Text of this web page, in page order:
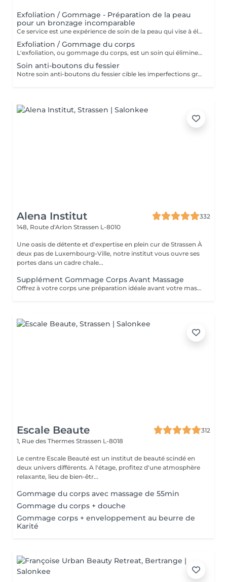
Exfoliation / Gommage - Préparation de la peau
pour un bronzage incomparable
Ce service est une expérience de soin de la peau qui vise à éliminer les cellules mortes de la peau, à lisser la texture et à préparer la peau pour d'autres traitements ou pour améliorer son apparence générale. Lors de ce service, un exfoliant doux est appliqué sur la peau, puis massé en douceur pour éliminer les impuretés et les cellules mortes. Le résultat est une peau plus lisse, plus radieuse et plus réceptive aux autres soins de la peau. Ce service est idéal pour maintenir une peau saine et éclatante.
Exfoliation / Gommage du corps
L'exfoliation, ou gommage du corps, est un soin qui élimine les cellules mortes de la peau à l'aide de produits abrasifs ou d'exfoliants chimiques. Ce traitement affine la texture de la peau, la rend plus douce et éclatante, tout en optimisant l'absorption des soins hydratants.
Soin anti-boutons du fessier
Notre soin anti-boutons du fessier cible les imperfections grâce à un nettoyage en profondeur, combiné à l'utilisation de produits exfoliants et antibactériens. Ce soin réduit l'apparition des boutons, apaise la peau et améliore visiblement sa texture
Alena Institut
332
148, Route d'Arlon Strassen L-8010
Une oasis de détente et d'expertise en plein cur de Strassen À
deux pas de Luxembourg-Ville, notre institut vous ouvre ses
portes dans un cadre chale...
Supplément Gommage Corps Avant Massage
Offrez à votre corps une préparation idéale avant votre massage grâce à notre gommage corps exfoliant. Ce soin permet d'éliminer en douceur les cellules mortes, d'affiner le grain de peau et de stimuler la circulation, afin de maximiser les bienfaits du massage. La peau est plus lisse, plus douce et absorbe mieux les huiles et actifs utilisés pendant le massage.
Escale Beaute
312
1, Rue des Thermes Strassen L-8018
Le centre Escale Beauté est un institut de beauté scindé en
deux univers différents. A l'étage, profitez d'une atmosphère
relaxante, lieu de bien-êtr...
Gommage du corps avec massage de 55min
Gommage du corps + douche
Gommage corps + enveloppement au beurre de
Karité